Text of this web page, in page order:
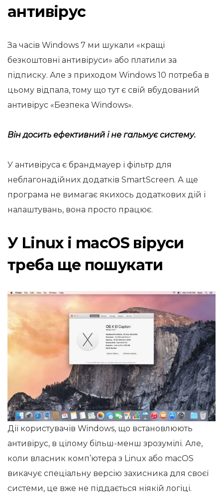
антивірус
За часів Windows 7 ми шукали «кращі
безкоштовні антивіруси» або платили за
підписку. Але з приходом Windows 10 потреба в
цьому відпала, тому що тут є свій вбудований
антивірус «Безпека Windows».
Він досить ефективний і не гальмує систему.
У антивіруса є брандмауер і фільтр для
неблагонадійних додатків SmartScreen. А ще
програма не вимагає якихось додаткових дій і
налаштувань, вона просто працює.
У Linux і macOS віруси
треба ще пошукати
Дії користувачів Windows, що встановлюють
антивірус, в цілому більш-менш зрозумілі. Але,
коли власник комп’ютера з Linux або macOS
викачує спеціальну версію захисника для своєї
системи, це вже не піддається ніякій логіці.